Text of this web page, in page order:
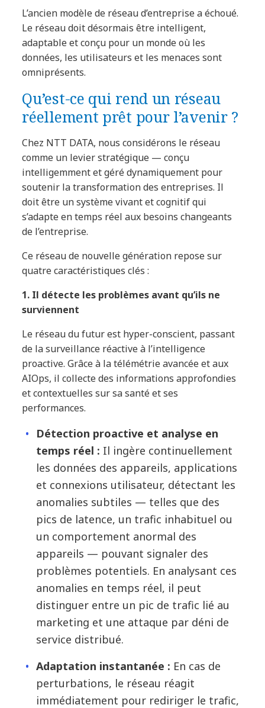
L’ancien modèle de réseau d’entreprise a échoué.
Le réseau doit désormais être intelligent,
adaptable et conçu pour un monde où les
données, les utilisateurs et les menaces sont
omniprésents.
Qu’est-ce qui rend un réseau
réellement prêt pour l’avenir ?
Chez NTT DATA, nous considérons le réseau
comme un levier stratégique — conçu
intelligemment et géré dynamiquement pour
soutenir la transformation des entreprises. Il
doit être un système vivant et cognitif qui
s’adapte en temps réel aux besoins changeants
de l’entreprise.
Ce réseau de nouvelle génération repose sur
quatre caractéristiques clés :
1. Il détecte les problèmes avant qu’ils ne
surviennent
Le réseau du futur est hyper-conscient, passant
de la surveillance réactive à l’intelligence
proactive. Grâce à la télémétrie avancée et aux
AIOps, il collecte des informations approfondies
et contextuelles sur sa santé et ses
performances.
Détection proactive et analyse en
temps réel : Il ingère continuellement
les données des appareils, applications
et connexions utilisateur, détectant les
anomalies subtiles — telles que des
pics de latence, un trafic inhabituel ou
un comportement anormal des
appareils — pouvant signaler des
problèmes potentiels. En analysant ces
anomalies en temps réel, il peut
distinguer entre un pic de trafic lié au
marketing et une attaque par déni de
service distribué.
Adaptation instantanée : En cas de
perturbations, le réseau réagit
immédiatement pour rediriger le trafic,